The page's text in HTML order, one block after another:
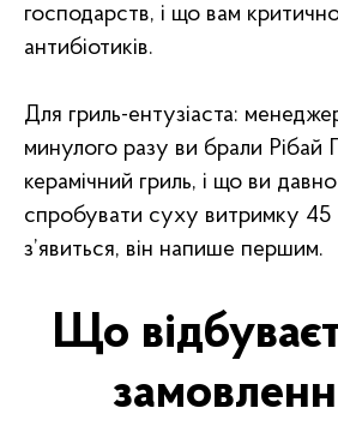
господарств, і що вам
антибіотиків.
Для гриль-ентузіаста:
минулого разу ви брали
керамічний гриль, і що ви давно
спробувати суху витримку 45
з’явиться, він напише першим.
Що